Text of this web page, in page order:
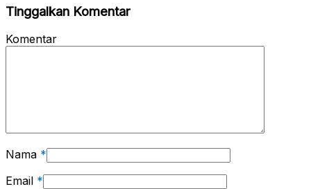
Tinggalkan Komentar
Komentar
Nama *
Email *